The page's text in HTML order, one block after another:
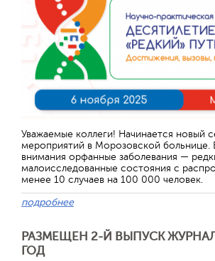
Уважаемые коллеги! Начинается новый
мероприятий в Морозовской больнице.
внимания орфанные заболевания —
малоисследованные состояния с
менее 10 случаев на 100 000 человек.
подробнее
РАЗМЕЩЕН 2-Й ВЫПУСК
ГОД